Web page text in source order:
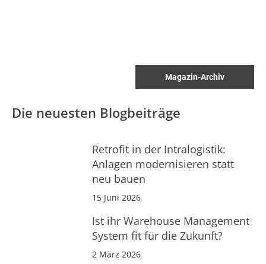
Magazin-Archiv
Die neuesten Blogbeiträge
Retrofit in der Intralogistik:
Anlagen modernisieren statt
neu bauen
15 Juni 2026
Ist ihr Warehouse Management
System fit für die Zukunft?
2 März 2026